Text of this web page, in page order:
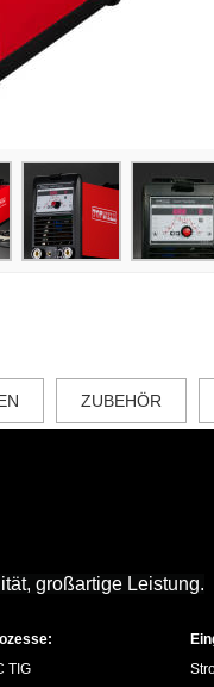
ZUBEHÖR
großartige Leistung.
TIG